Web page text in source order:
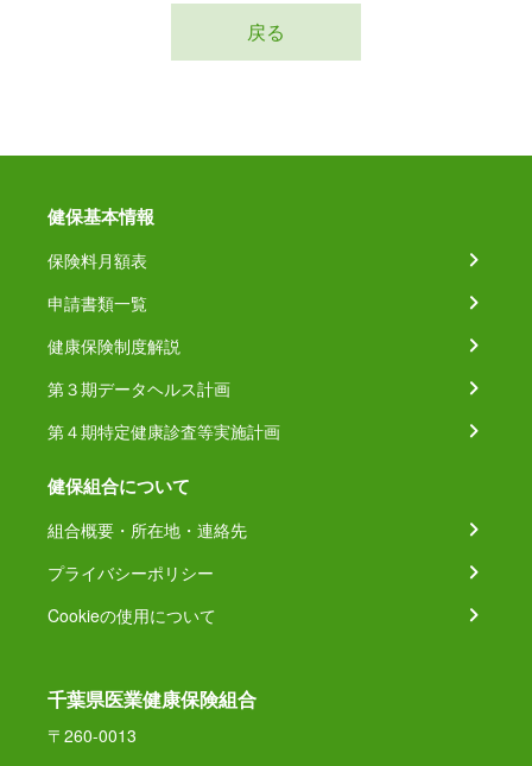
戻る
健保基本情報
保険料月額表
申請書類一覧
健康保険制度解説
第３期データヘルス計画
第４期特定健康診査等実施計画
健保組合について
組合概要・所在地・連絡先
プライバシーポリシー
Cookieの使用について
千葉県医業健康保険組合
〒260-0013